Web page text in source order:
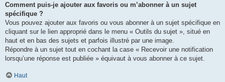
Comment puis-je ajouter aux favoris ou m’abonner à un sujet
spécifique ?
Vous pouvez ajouter aux favoris ou vous abonner à un sujet spécifique en
cliquant sur le lien approprié dans le menu « Outils du sujet », situé en
haut et en bas des sujets et parfois illustré par une image.
Répondre à un sujet tout en cochant la case « Recevoir une notification
lorsqu’une réponse est publiée » équivaut à vous abonner à ce sujet.
Haut